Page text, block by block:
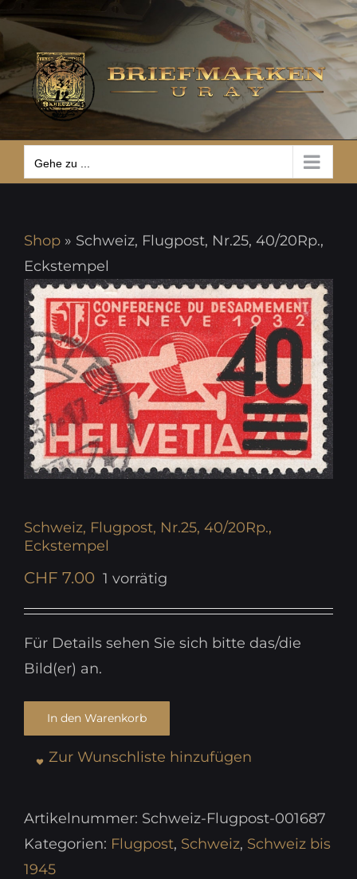
Zum
Inhalt
springen
Gehe zu ...
Gehe zu ...
Shop » Schweiz, Flugpost, Nr.25, 40/20Rp.,
Eckstempel
Schweiz, Flugpost, Nr.25, 40/20Rp.,
Eckstempel
CHF 7.00 1 vorrätig
Für Details sehen Sie sich bitte das/die
Bild(er) an.
In den Warenkorb
Zur Wunschliste hinzufügen
Artikelnummer: Schweiz-Flugpost-001687
Kategorien: Flugpost, Schweiz, Schweiz bis
1945